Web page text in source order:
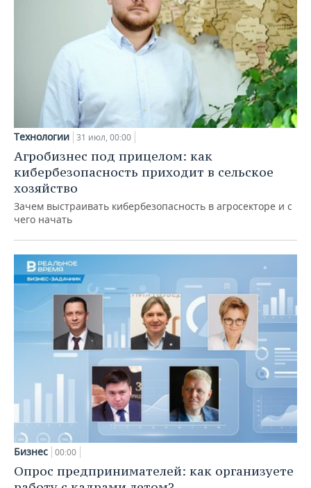
Технологии 31 июл, 00:00
Агробизнес под прицелом: как
кибербезопасность приходит в сельское
хозяйство
Зачем выстраивать кибербезопасность в агросекторе и с
чего начать
Бизнес 00:00
Опрос предпринимателей: как организуете